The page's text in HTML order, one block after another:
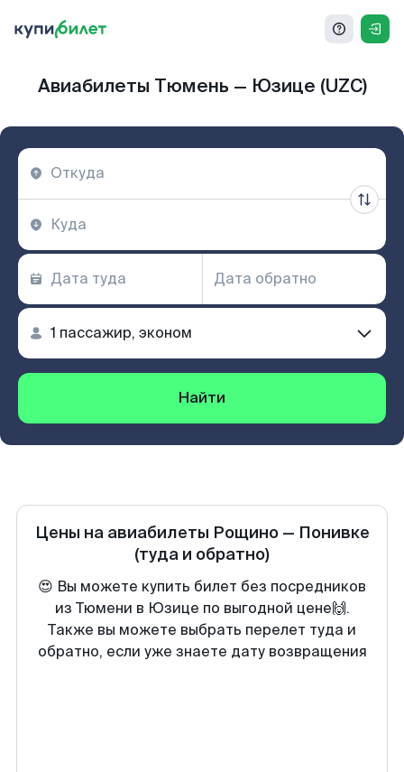
Авиабилеты Тюмень — Юзице (UZC)
Найти
Цены на авиабилеты Рощино— Понивке
(туда и обратно)
😍 Вы можете купить билет без посредников
из Тюмени в Юзице по выгодной цене🙌.
Также вы можете выбрать перелет туда и
обратно, если уже знаете дату возвращения